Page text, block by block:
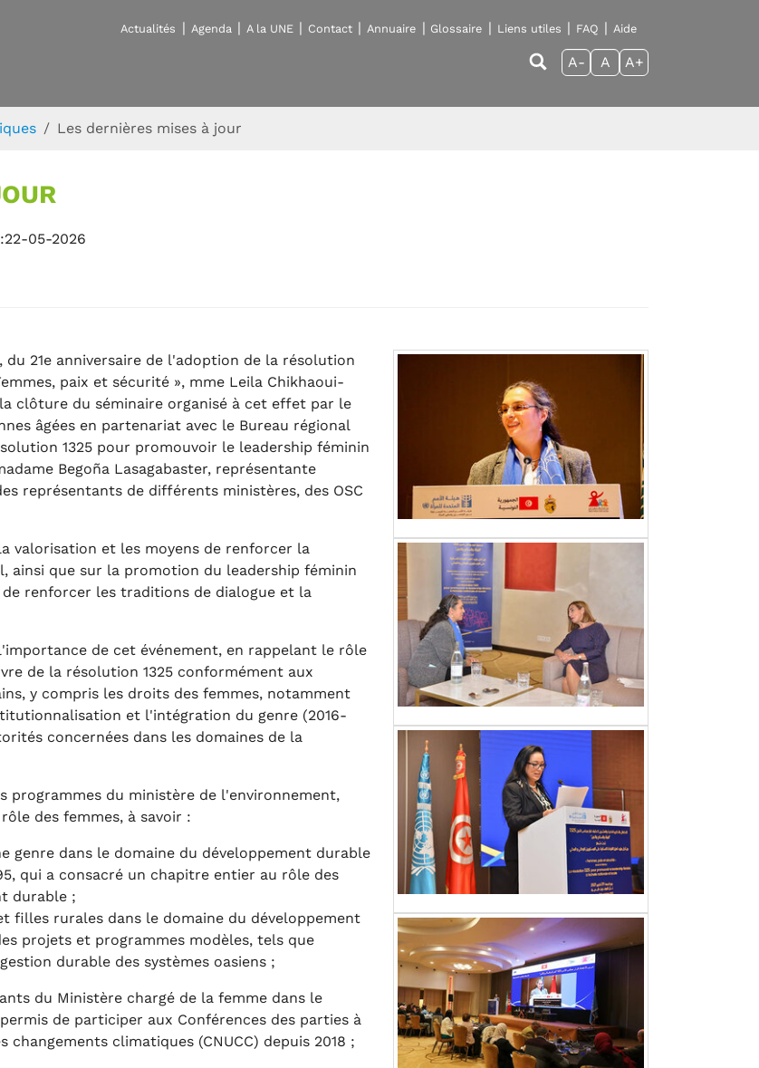
Actualités Agenda A la UNE Contact Annuaire Glossaire Liens utiles FAQ Aide
A- A A+
Les dernières mises à jour
05-2026
21e anniversaire de l'adoption de la résolution
paix et sécurité », mme Leila Chikhaoui-
clôture du séminaire organisé à cet effet par le
âgées en partenariat avec le Bureau régional
1325 pour promouvoir le leadership féminin
Begoña Lasagabaster, représentante
représentants de différents ministères, des OSC
valorisation et les moyens de renforcer la
ainsi que sur la promotion du leadership féminin
renforcer les traditions de dialogue et la
de cet événement, en rappelant le rôle
de la résolution 1325 conformément aux
y compris les droits des femmes, notamment
et l'intégration du genre (2016-
concernées dans les domaines de la
programmes du ministère de l'environnement,
des femmes, à savoir :
dans le domaine du développement durable
qui a consacré un chapitre entier au rôle des
durable ;
filles rurales dans le domaine du développement
projets et programmes modèles, tels que
durable des systèmes oasiens ;
du Ministère chargé de la femme dans le
de participer aux Conférences des parties à
climatiques (CNUCC) depuis 2018 ;